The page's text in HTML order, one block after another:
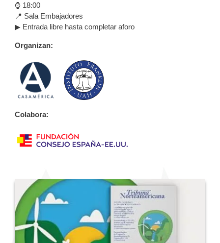
⌚ 18:00
📍 Sala Embajadores
▶ Entrada libre hasta completar aforo
Organizan:
Colabora: